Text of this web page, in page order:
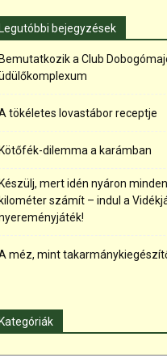
bejegyzések
a Club
tökéletes lovastábor receptje
dilemma a karámban
mert idén nyáron
számít – indul a
méz, mint